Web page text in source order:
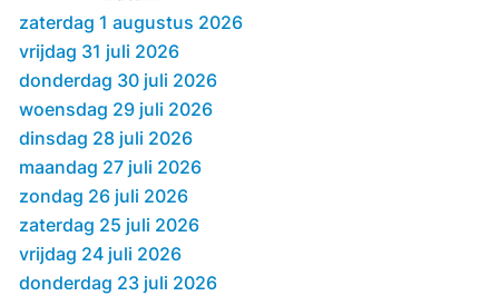
zaterdag 1 augustus 2026
vrijdag 31 juli 2026
donderdag 30 juli 2026
woensdag 29 juli 2026
dinsdag 28 juli 2026
maandag 27 juli 2026
zondag 26 juli 2026
zaterdag 25 juli 2026
vrijdag 24 juli 2026
donderdag 23 juli 2026